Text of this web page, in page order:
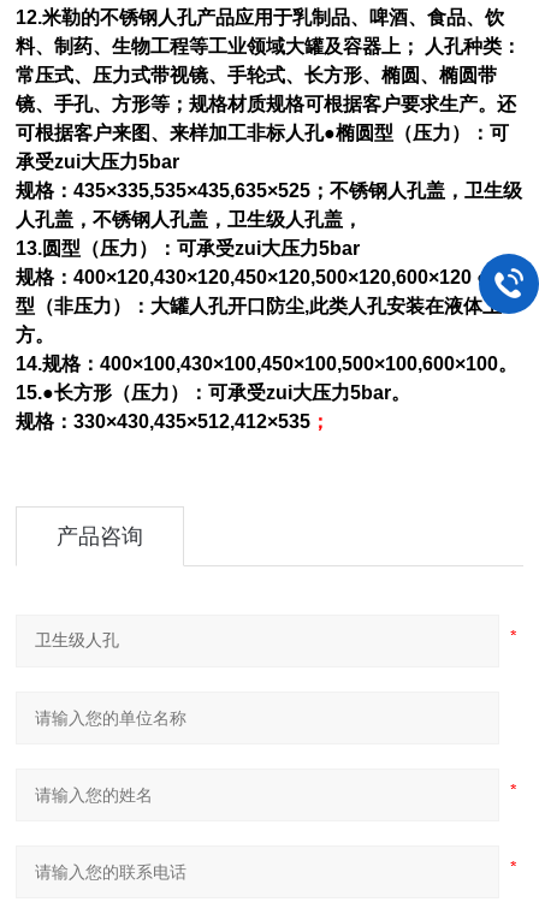
12.米勒的不锈钢人孔产品应用于乳制品、啤酒、食品、饮
料、制药、生物工程等工业领域大罐及容器上； 人孔种类：
常压式、压力式带视镜、手轮式、长方形、椭圆、椭圆带
镜、手孔、方形等；规格材质规格可根据客户要求生产。还
可根据客户来图、来样加工非标人孔●椭圆型（压力）：可
承受zui大压力5bar
规格：435×335,535×435,635×525；不锈钢人孔盖，卫生级
人孔盖，不锈钢人孔盖，卫生级人孔盖，
13.圆型（压力）：可承受zui大压力5bar
规格：400×120,430×120,450×120,500×120,600×120 ●圆
型（非压力）：大罐人孔开口防尘,此类人孔安装在液体上
方。
14.规格：400×100,430×100,450×100,500×100,600×100。
15.●长方形（压力）：可承受zui大压力5bar。
规格：330×430,435×512,412×535 ；
产品咨询